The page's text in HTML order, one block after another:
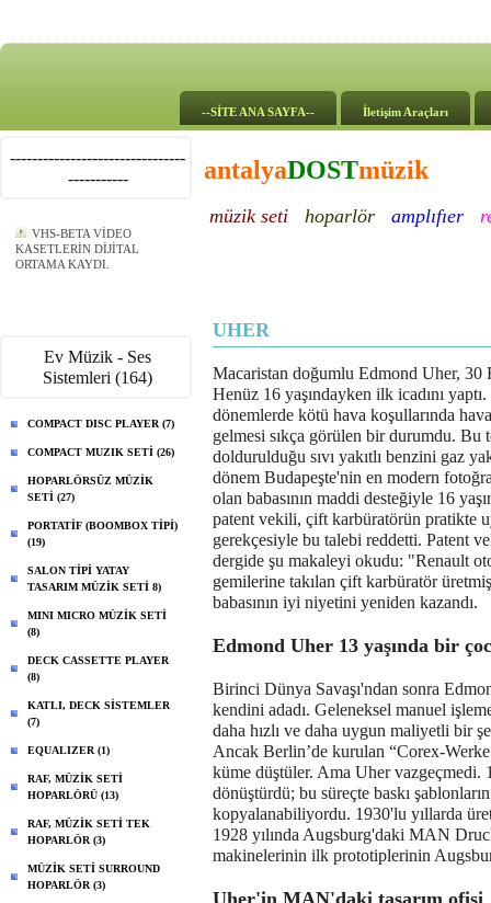
--SİTE ANA SAYFA-- İletişim Araçları
--------------------------------
-----------
VHS-BETA VİDEO
KASETLERİN DİJİTAL
ORTAMA KAYDI.
Ev Müzik - Ses
Sistemleri (164)
COMPACT DISC PLAYER (7)
COMPACT MUZIK SETİ (26)
HOPARLÖRSÜZ MÜZİK
SETİ (27)
PORTATİF (BOOMBOX TİPİ)
(19)
SALON TİPİ YATAY
TASARIM MÜZİK SETİ 8)
MINI MICRO MÜZİK SETİ
(8)
DECK CASSETTE PLAYER
(8)
KATLI, DECK SİSTEMLER
(7)
EQUALIZER (1)
RAF, MÜZİK SETİ
HOPARLÖRÜ (13)
RAF, MÜZİK SETİ TEK
HOPARLÖR (3)
MÜZİK SETİ SURROUND
HOPARLÖR (3)
antalyaDOSTmüzik
müzik seti hoparlör amplıfıer
UHER
Macaristan doğumlu Edmond Uher, 30
Henüz 16 yaşındayken ilk icadını
dönemlerde kötü hava koşullarında
gelmesi sıkça görülen bir durumdu.
doldurulduğu sıvı yakıtlı benzini gaz
dönem Budapeşte'nin en modern
olan babasının maddi desteğiyle 16
patent vekili, çift karbüratörün pratikte
gerekçesiyle bu talebi reddetti. Patent
dergide şu makaleyi okudu: "Renault
gemilerine takılan çift karbüratör
babasının iyi niyetini yeniden kazandı.
Edmond Uher 13 yaşında bir
Birinci Dünya Savaşı'ndan sonra
kendini adadı. Geleneksel manuel
daha hızlı ve daha uygun maliyetli bir
Ancak Berlin’de kurulan “Corex-
küme düştüler. Ama Uher vazgeçmedi.
dönüştürdü; bu süreçte baskı
kopyalanabiliyordu. 1930'lu yıllarda
1928 yılında Augsburg'daki MAN
makinelerinin ilk prototiplerinin